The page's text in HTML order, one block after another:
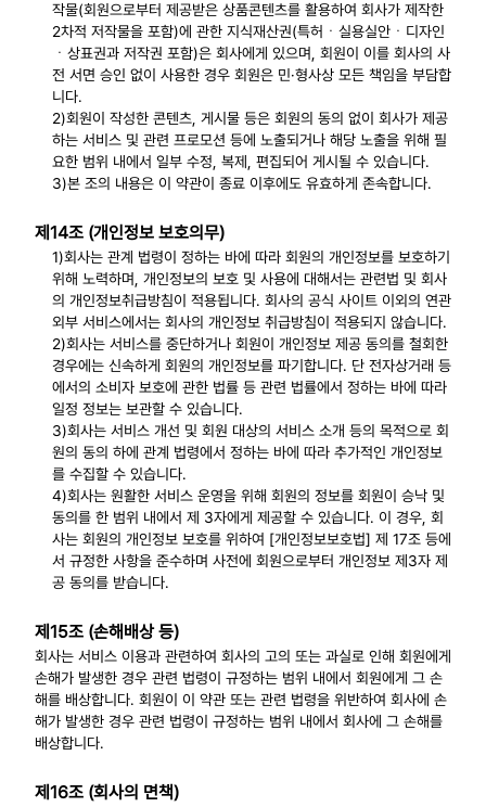
작물(회원으로부터 제공받은 상품콘텐츠를 활용하여 회사가 제작한
2차적 저작물을 포함)에 관한 지식재산권(특허ㆍ실용실안ㆍ디자인
ㆍ상표권과 저작권 포함)은 회사에게 있으며, 회원이 이를 회사의 사
전 서면 승인 없이 사용한 경우 회원은 민·형사상 모든 책임을 부담합
니다.
2)회원이 작성한 콘텐츠, 게시물 등은 회원의 동의 없이 회사가 제공
하는 서비스 및 관련 프로모션 등에 노출되거나 해당 노출을 위해 필
요한 범위 내에서 일부 수정, 복제, 편집되어 게시될 수 있습니다.
3)본 조의 내용은 이 약관이 종료 이후에도 유효하게 존속합니다.
제14조 (개인정보 보호의무)
1)회사는 관계 법령이 정하는 바에 따라 회원의 개인정보를 보호하기
위해 노력하며, 개인정보의 보호 및 사용에 대해서는 관련법 및 회사
의 개인정보취급방침이 적용됩니다. 회사의 공식 사이트 이외의 연관
외부 서비스에서는 회사의 개인정보 취급방침이 적용되지 않습니다.
2)회사는 서비스를 중단하거나 회원이 개인정보 제공 동의를 철회한
경우에는 신속하게 회원의 개인정보를 파기합니다. 단 전자상거래 등
에서의 소비자 보호에 관한 법률 등 관련 법률에서 정하는 바에 따라
일정 정보는 보관할 수 있습니다.
3)회사는 서비스 개선 및 회원 대상의 서비스 소개 등의 목적으로 회
원의 동의 하에 관계 법령에서 정하는 바에 따라 추가적인 개인정보
를 수집할 수 있습니다.
4)회사는 원활한 서비스 운영을 위해 회원의 정보를 회원이 승낙 및
동의를 한 범위 내에서 제 3자에게 제공할 수 있습니다. 이 경우, 회
사는 회원의 개인정보 보호를 위하여 [개인정보보호법] 제 17조 등에
서 규정한 사항을 준수하며 사전에 회원으로부터 개인정보 제3자 제
공 동의를 받습니다.
제15조 (손해배상 등)
회사는 서비스 이용과 관련하여 회사의 고의 또는 과실로 인해 회원에게
손해가 발생한 경우 관련 법령이 규정하는 범위 내에서 회원에게 그 손
해를 배상합니다. 회원이 이 약관 또는 관련 법령을 위반하여 회사에 손
해가 발생한 경우 관련 법령이 규정하는 범위 내에서 회사에 그 손해를
배상합니다.
제16조 (회사의 면책)